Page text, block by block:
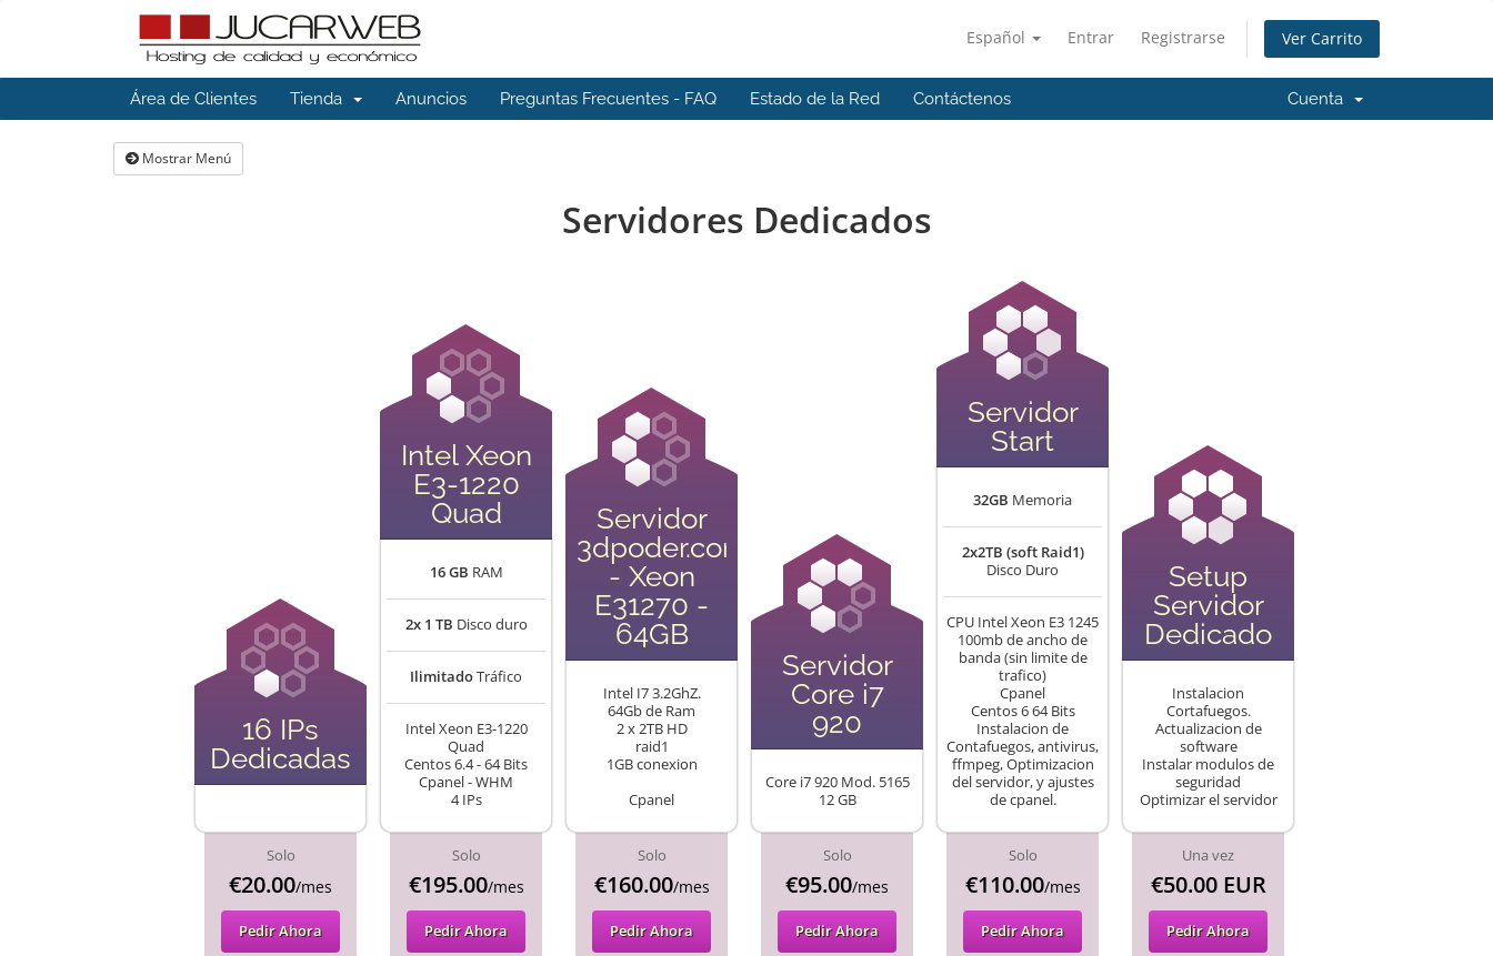
Español Entrar Registrarse Ver Carrito
Área de Clientes Tienda Anuncios Preguntas Frecuentes - FAQ Estado de la Red Contáctenos Cuenta
Mostrar Menú
Servidores Dedicados
16 IPs
Dedicadas
Solo
€20.00/mes
Pedir Ahora
Intel Xeon
E3-1220
Quad
16 GB RAM
2x 1 TB Disco duro
IlimitadoTráfico
Intel Xeon E3-1220
Quad
Centos 6.4 - 64 Bits
Cpanel - WHM
4 IPs
Solo
€195.00/mes
Pedir Ahora
Servidor
3dpoder.com
- Xeon
E31270 -
64GB
Intel I7 3.2GhZ.
64Gb de Ram
2 x 2TB HD
raid1
1GB conexion
Cpanel
Solo
€160.00/mes
Pedir Ahora
Servidor
Core i7
920
Core i7 920 Mod. 5165
12 GB
Solo
€95.00/mes
Pedir Ahora
Servidor
Start
32GB Memoria
2x2TB (soft Raid1)
Disco Duro
CPU Intel Xeon E3 1245
100mb de ancho de
banda (sin limite de
trafico)
Cpanel
Centos 6 64 Bits
Instalacion de
Contafuegos, antivirus,
ffmpeg, Optimizacion
del servidor, y ajustes
de cpanel.
Solo
€110.00/mes
Pedir Ahora
Setup
Servidor
Dedicado
Instalacion
Cortafuegos.
Actualizacion de
software
Instalar modulos de
seguridad
Optimizar el servidor
Una vez
€50.00 EUR
Pedir Ahora